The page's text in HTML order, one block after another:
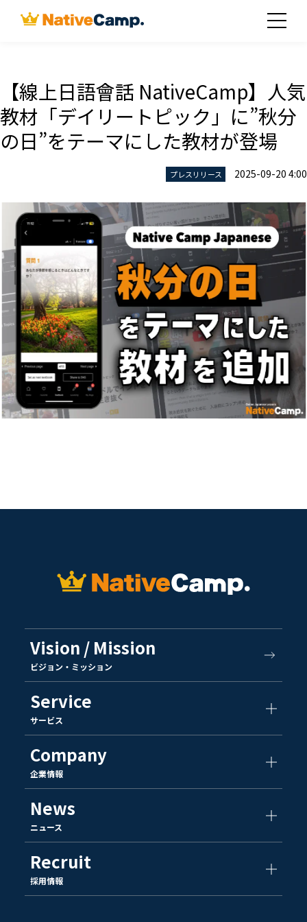
【線上日語會話 NativeCamp】人気
教材「デイリートピック」に”秋分
の日”をテーマにした教材が登場
プレスリリース 2025-09-20 4:00
Vision / Mission
ビジョン・ミッション
Service
サービス
Company
企業情報
News
ニュース
Recruit
採用情報